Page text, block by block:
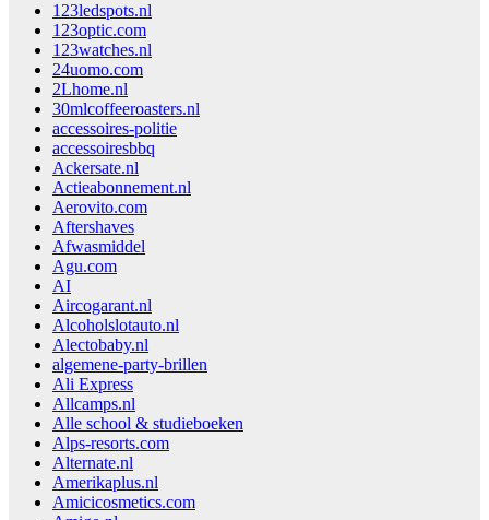
123ledspots.nl
123optic.com
123watches.nl
24uomo.com
2Lhome.nl
30mlcoffeeroasters.nl
accessoires-politie
accessoiresbbq
Ackersate.nl
Actieabonnement.nl
Aerovito.com
Aftershaves
Afwasmiddel
Agu.com
AI
Aircogarant.nl
Alcoholslotauto.nl
Alectobaby.nl
algemene-party-brillen
Ali Express
Allcamps.nl
Alle school & studieboeken
Alps-resorts.com
Alternate.nl
Amerikaplus.nl
Amicicosmetics.com